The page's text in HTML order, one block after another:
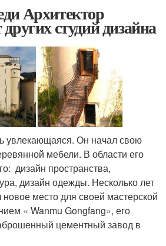
Архитектор
студий дизайна
увлекающаяся. Он начал свою
мебели. В области его
дизайн пространства,
дизайн одежды. Несколько лет
новое место для своей мастерской
« Wanmu Gongfang», его
цементный завод в